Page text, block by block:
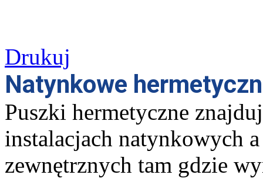
Drukuj
Natynkowe
Puszki hermetyczne
instalacjach natynkowych
zewnętrznych tam gdzie